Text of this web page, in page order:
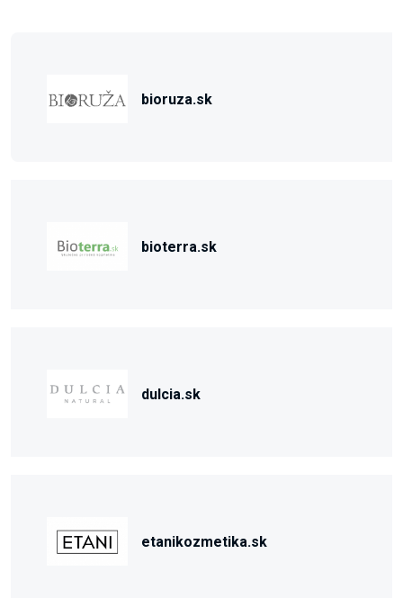
bioruza.sk
bioterra.sk
dulcia.sk
etanikozmetika.sk